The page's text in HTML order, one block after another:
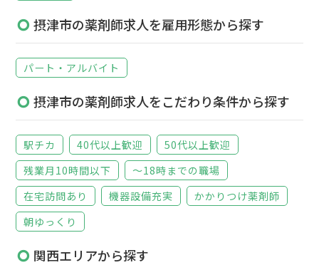
摂津市の薬剤師求人を雇用形態から探す
パート・アルバイト
摂津市の薬剤師求人をこだわり条件から探す
駅チカ 40代以上歓迎
50代以上歓迎
残業月10時間以下
～18時までの職場
在宅訪問あり
機器設備充実
かかりつけ薬剤師
朝ゆっくり
関西エリアから探す